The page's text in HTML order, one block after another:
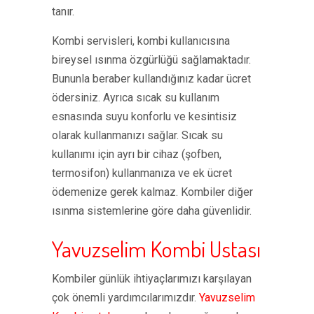
tanır.
Kombi servisleri, kombi kullanıcısına
bireysel ısınma özgürlüğü sağlamaktadır.
Bununla beraber kullandığınız kadar ücret
ödersiniz. Ayrıca sıcak su kullanım
esnasında suyu konforlu ve kesintisiz
olarak kullanmanızı sağlar. Sıcak su
kullanımı için ayrı bir cihaz (şofben,
termosifon) kullanmanıza ve ek ücret
ödemenize gerek kalmaz. Kombiler diğer
ısınma sistemlerine göre daha güvenlidir.
Yavuzselim Kombi Ustası
Kombiler günlük ihtiyaçlarımızı karşılayan
çok önemli yardımcılarımızdır. Yavuzselim